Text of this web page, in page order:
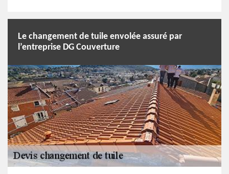
Le changement de tuile envolée assuré par
l’entreprise DG Couverture